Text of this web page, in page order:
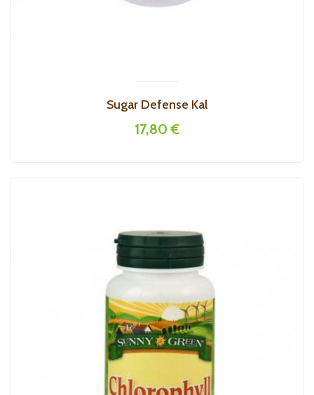
Sugar Defense Kal
17,80 €